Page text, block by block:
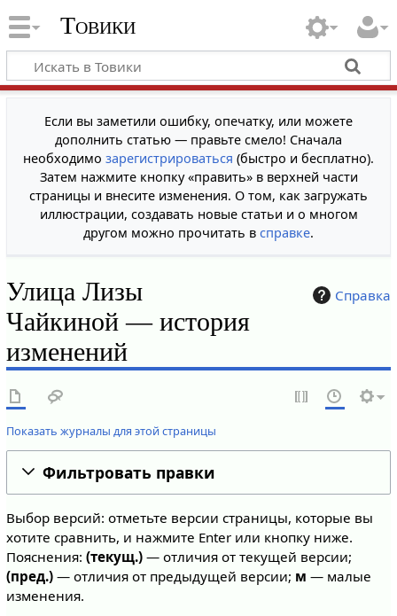
Товики
Если вы заметили ошибку, опечатку, или можете
дополнить статью — правьте смело! Сначала
необходимо зарегистрироваться (быстро и бесплатно).
Затем нажмите кнопку «править» в верхней части
страницы и внесите изменения. О том, как загружать
иллюстрации, создавать новые статьи и о многом
другом можно прочитать в справке.
Справка
Улица Лизы
Чайкиной — история
изменений
Показать журналы для этой страницы
Фильтровать правки
Выбор версий: отметьте версии страницы, которые вы
хотите сравнить, и нажмите Enter или кнопку ниже.
Пояснения: (текущ.)— отличия от текущей версии;
(пред.)— отличия от предыдущей версии; м — малые
изменения.